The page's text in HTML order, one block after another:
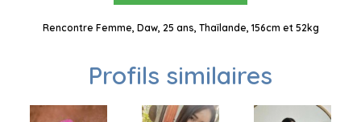
Rencontre Femme, Daw, 25 ans, Thaïlande, 156cm et 52kg
Profils similaires